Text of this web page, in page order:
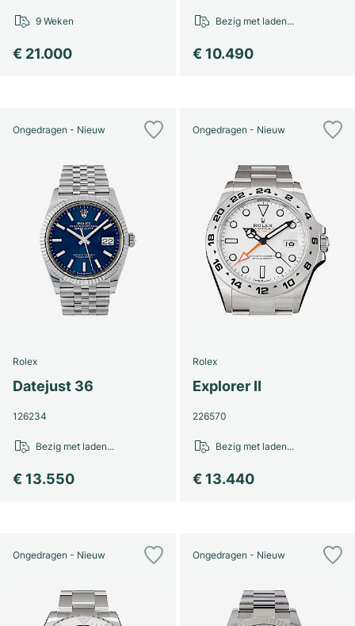
€ 21.000
9 Weken
€ 10.490
Bezig met laden...
Ongedragen - Nieuw
Rolex
Datejust 36
126234
€ 13.550
Bezig met laden...
Ongedragen - Nieuw
Rolex
Explorer II
226570
€ 13.440
Bezig met laden...
Ongedragen - Nieuw Ongedragen - Nieuw